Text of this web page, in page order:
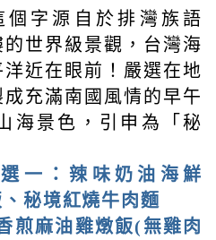
個字源自於排灣族語
的世界級景觀，台灣海
近在眼前！嚴選在地
充滿南國風情的早午
海景色，引申為「秘
一：辣味奶油海鮮
秘境紅燒牛肉麵
煎麻油雞燉飯(無雞肉